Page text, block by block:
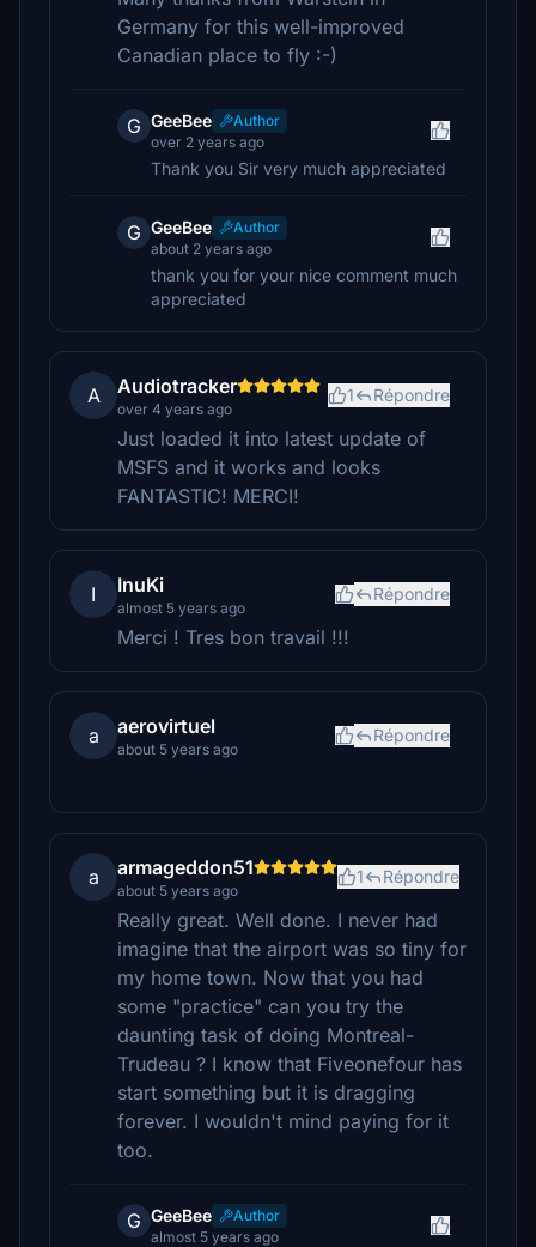
Germany for this well-improved
Canadian place to fly :-)
G GeeBee
Author
over 2 years ago
Thank you Sir very much appreciated
G GeeBee
Author
about 2 years ago
thank you for your nice comment much
appreciated
A Audiotracker
over 4 years ago
1 Répondre
Just loaded it into latest update of
MSFS and it works and looks
FANTASTIC! MERCI!
I InuKi
almost 5 years ago
Répondre
Merci ! Tres bon travail !!!
a aerovirtuel
about 5 years ago
Répondre
a armageddon51
about 5 years ago
1 Répondre
Really great. Well done. I never had
imagine that the airport was so tiny for
my home town. Now that you had
some "practice" can you try the
daunting task of doing Montreal-
Trudeau ? I know that Fiveonefour has
start something but it is dragging
forever. I wouldn't mind paying for it
too.
G GeeBee
Author
almost 5 years ago